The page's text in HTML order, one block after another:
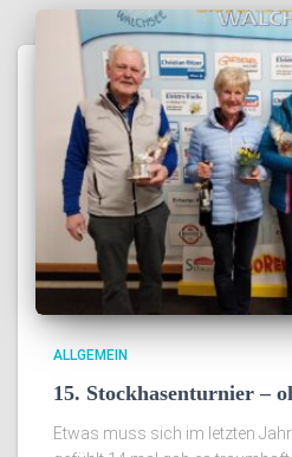
ALLGEMEIN
15. Stockhasenturnier –
Etwas muss sich im letzten